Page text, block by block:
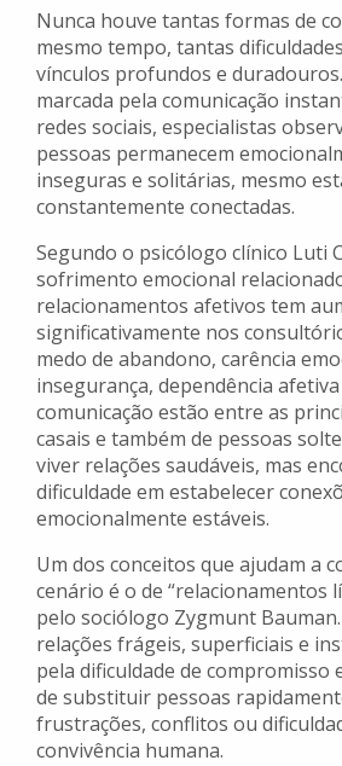
Nunca houve tantas formas de
mesmo tempo, tantas
vínculos profundos e
marcada pela comunicação
redes sociais, especialistas
pessoas permanecem
inseguras e solitárias, mesmo
constantemente conectadas.
Segundo o psicólogo clínico Luti
sofrimento emocional
relacionamentos afetivos tem
significativamente nos
medo de abandono, carência
insegurança, dependência
comunicação estão entre as
casais e também de pessoas
viver relações saudáveis, mas
dificuldade em estabelecer
emocionalmente estáveis.
Um dos conceitos que ajudam a
cenário é o de “relacionamentos
pelo sociólogo Zygmunt
relações frágeis, superficiais e
pela dificuldade de compromisso
de substituir pessoas
frustrações, conflitos ou
convivência humana.